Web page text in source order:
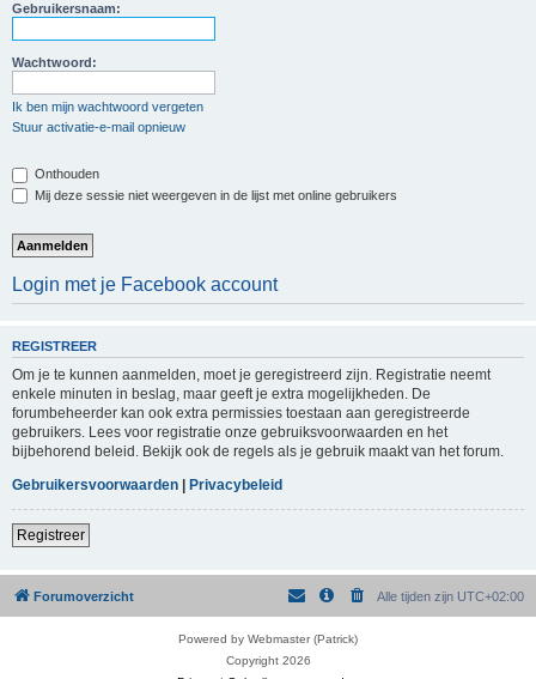
Gebruikersnaam:
Wachtwoord:
Ik ben mijn wachtwoord vergeten
Stuur activatie-e-mail opnieuw
Onthouden
Mij deze sessie niet weergeven in de lijst met online gebruikers
Login met je Facebook account
REGISTREER
Om je te kunnen aanmelden, moet je geregistreerd zijn. Registratie neemt
enkele minuten in beslag, maar geeft je extra mogelijkheden. De
forumbeheerder kan ook extra permissies toestaan aan geregistreerde
gebruikers. Lees voor registratie onze gebruiksvoorwaarden en het
bijbehorend beleid. Bekijk ook de regels als je gebruik maakt van het forum.
Gebruikersvoorwaarden | Privacybeleid
Registreer
Forumoverzicht Alle tijden zijn UTC+02:00
Powered by Webmaster (Patrick)
Copyright 2026